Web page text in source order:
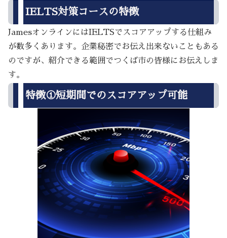
IELTS対策コースの特徴
JamesオンラインにはIELTSでスコアアップする仕組み
が数多くあります。企業秘密でお伝え出来ないこともある
のですが、紹介できる範囲でつくば市の皆様にお伝えしま
す。
特徴①短期間でのスコアアップ可能